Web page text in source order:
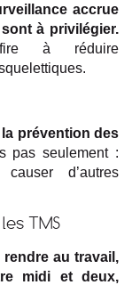
accrue
à privilégier.
à réduire
prévention des
pas seulement :
d’autres
TMS
au travail,
midi et deux,